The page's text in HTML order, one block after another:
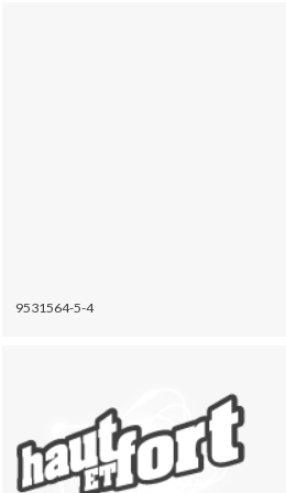
9531564-5-4